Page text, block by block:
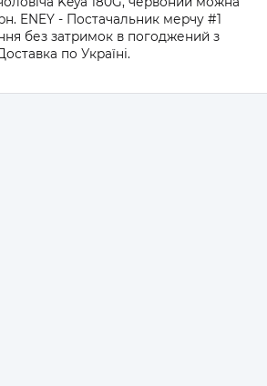
ENEY - Постачальник мерчу #1
без затримок в погоджений з
по Україні.